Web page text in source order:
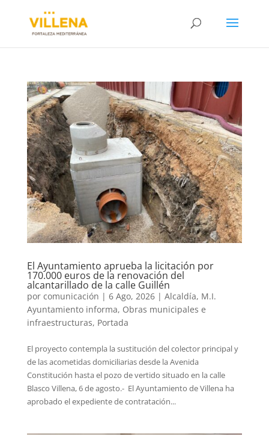
El Ayuntamiento aprueba la licitación por
170.000 euros de la renovación del
alcantarillado de la calle Guillén
por comunicación | 6 Ago, 2026| Alcaldía, M.I.
Ayuntamiento informa, Obras municipales e
infraestructuras, Portada
El proyecto contempla la sustitución del colector principal y
de las acometidas domiciliarias desde la Avenida
Constitución hasta el pozo de vertido situado en la calle
Blasco Villena, 6 de agosto.- El Ayuntamiento de Villena ha
aprobado el expediente de contratación...